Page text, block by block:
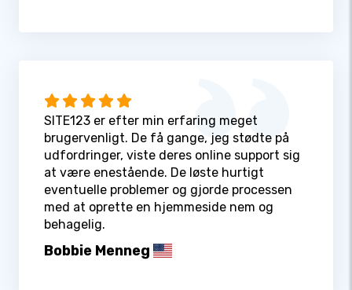
SITE123 er efter min erfaring meget
brugervenligt. De få gange, jeg stødte på
udfordringer, viste deres online support sig
at være enestående. De løste hurtigt
eventuelle problemer og gjorde processen
med at oprette en hjemmeside nem og
behagelig.
Bobbie Menneg